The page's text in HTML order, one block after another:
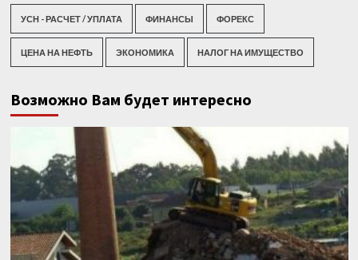
УСН - РАСЧЕТ / УПЛАТА ФИНАНСЫ ФОРЕКС
ЦЕНА НА НЕФТЬ ЭКОНОМИКА НАЛОГ НА ИМУЩЕСТВО
Возможно Вам будет интересно